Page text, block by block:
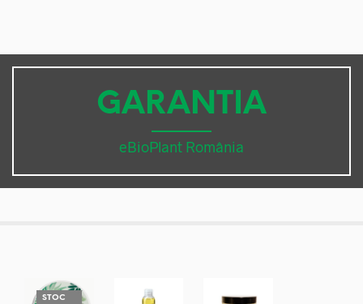
GARANTIA
eBioPlant România
STOC